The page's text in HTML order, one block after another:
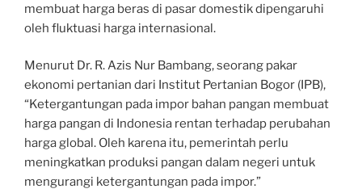
membuat harga beras di pasar domestik dipengaruhi
oleh fluktuasi harga internasional.
Menurut Dr. R. Azis Nur Bambang, seorang pakar
ekonomi pertanian dari Institut Pertanian Bogor (IPB),
“Ketergantungan pada impor bahan pangan membuat
harga pangan di Indonesia rentan terhadap perubahan
harga global. Oleh karena itu, pemerintah perlu
meningkatkan produksi pangan dalam negeri untuk
mengurangi ketergantungan pada impor.”